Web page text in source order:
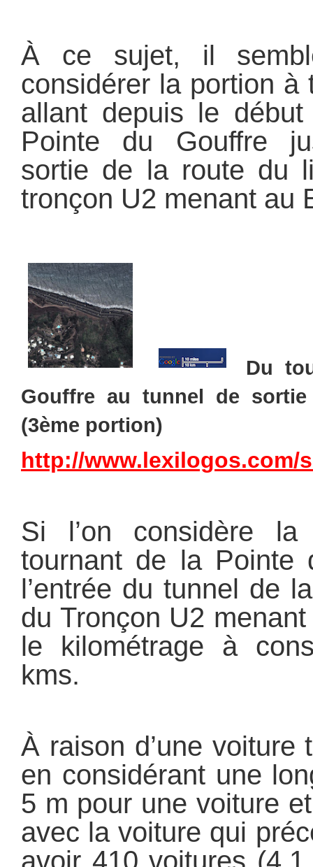
À ce sujet, il
considérer la portion à
allant depuis le
Pointe du Gouffre
sortie de la route du
tronçon U2 menant au
Du
Gouffre au tunnel de
(3ème portion)
http://www.lexilogos.com/
Si l’on considère
tournant de la Pointe
l’entrée du tunnel de
du Tronçon U2
le kilométrage à
kms.
À raison d’une voiture
en considérant une
5 m pour une voiture
avec la voiture qui
avoir 410 voitures